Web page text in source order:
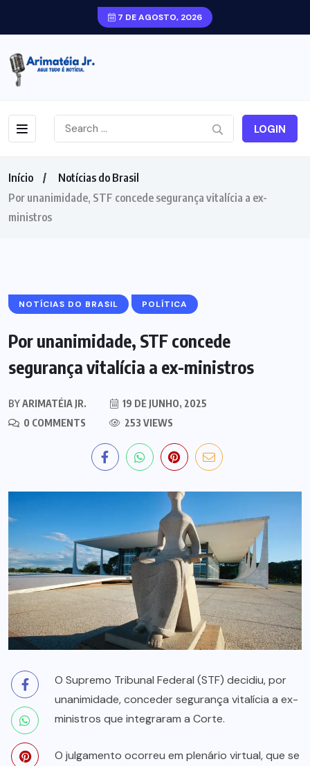
7 DE AGOSTO, 2026
LOGIN
Início
Notícias do Brasil
Por unanimidade, STF concede segurança vitalícia a ex-
ministros
NOTÍCIAS DO BRASIL POLÍTICA
Por unanimidade, STF concede
segurança vitalícia a ex-ministros
BYARIMATÉIA JR.
19 DE JUNHO, 2025
0 COMMENTS
253 VIEWS
O Supremo Tribunal Federal (STF) decidiu, por
unanimidade, conceder segurança vitalícia a ex-
ministros que integraram a Corte.
O julgamento ocorreu em plenário virtual, que se